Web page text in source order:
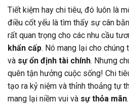
Tiết kiệm hay chi tiêu, đó luôn là
điều cốt yếu là tìm thấy sự cân
rất quan trọng cho các nhu cầu
khẩn cấp. Nó mang lại cho
và sự ổn định tài chính. Nhưng
quên tận hưởng cuộc sống! Chi
tạo ra kỷ niệm và thỉnh thoảng tự
mang lại niềm vui và sự thỏa mãn